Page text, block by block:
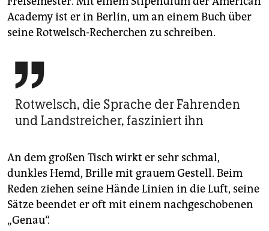
Academy ist er in Berlin, um an einem Buch über
seine Rotwelsch-Recherchen zu schreiben.

Rotwelsch, die Sprache der Fahrenden
und Landstreicher, fasziniert ihn
An dem großen Tisch wirkt er sehr schmal,
dunkles Hemd, Brille mit grauem Gestell. Beim
Reden ziehen seine Hände Linien in die Luft, seine
Sätze beendet er oft mit einem nachgeschobenen
„Genau“.